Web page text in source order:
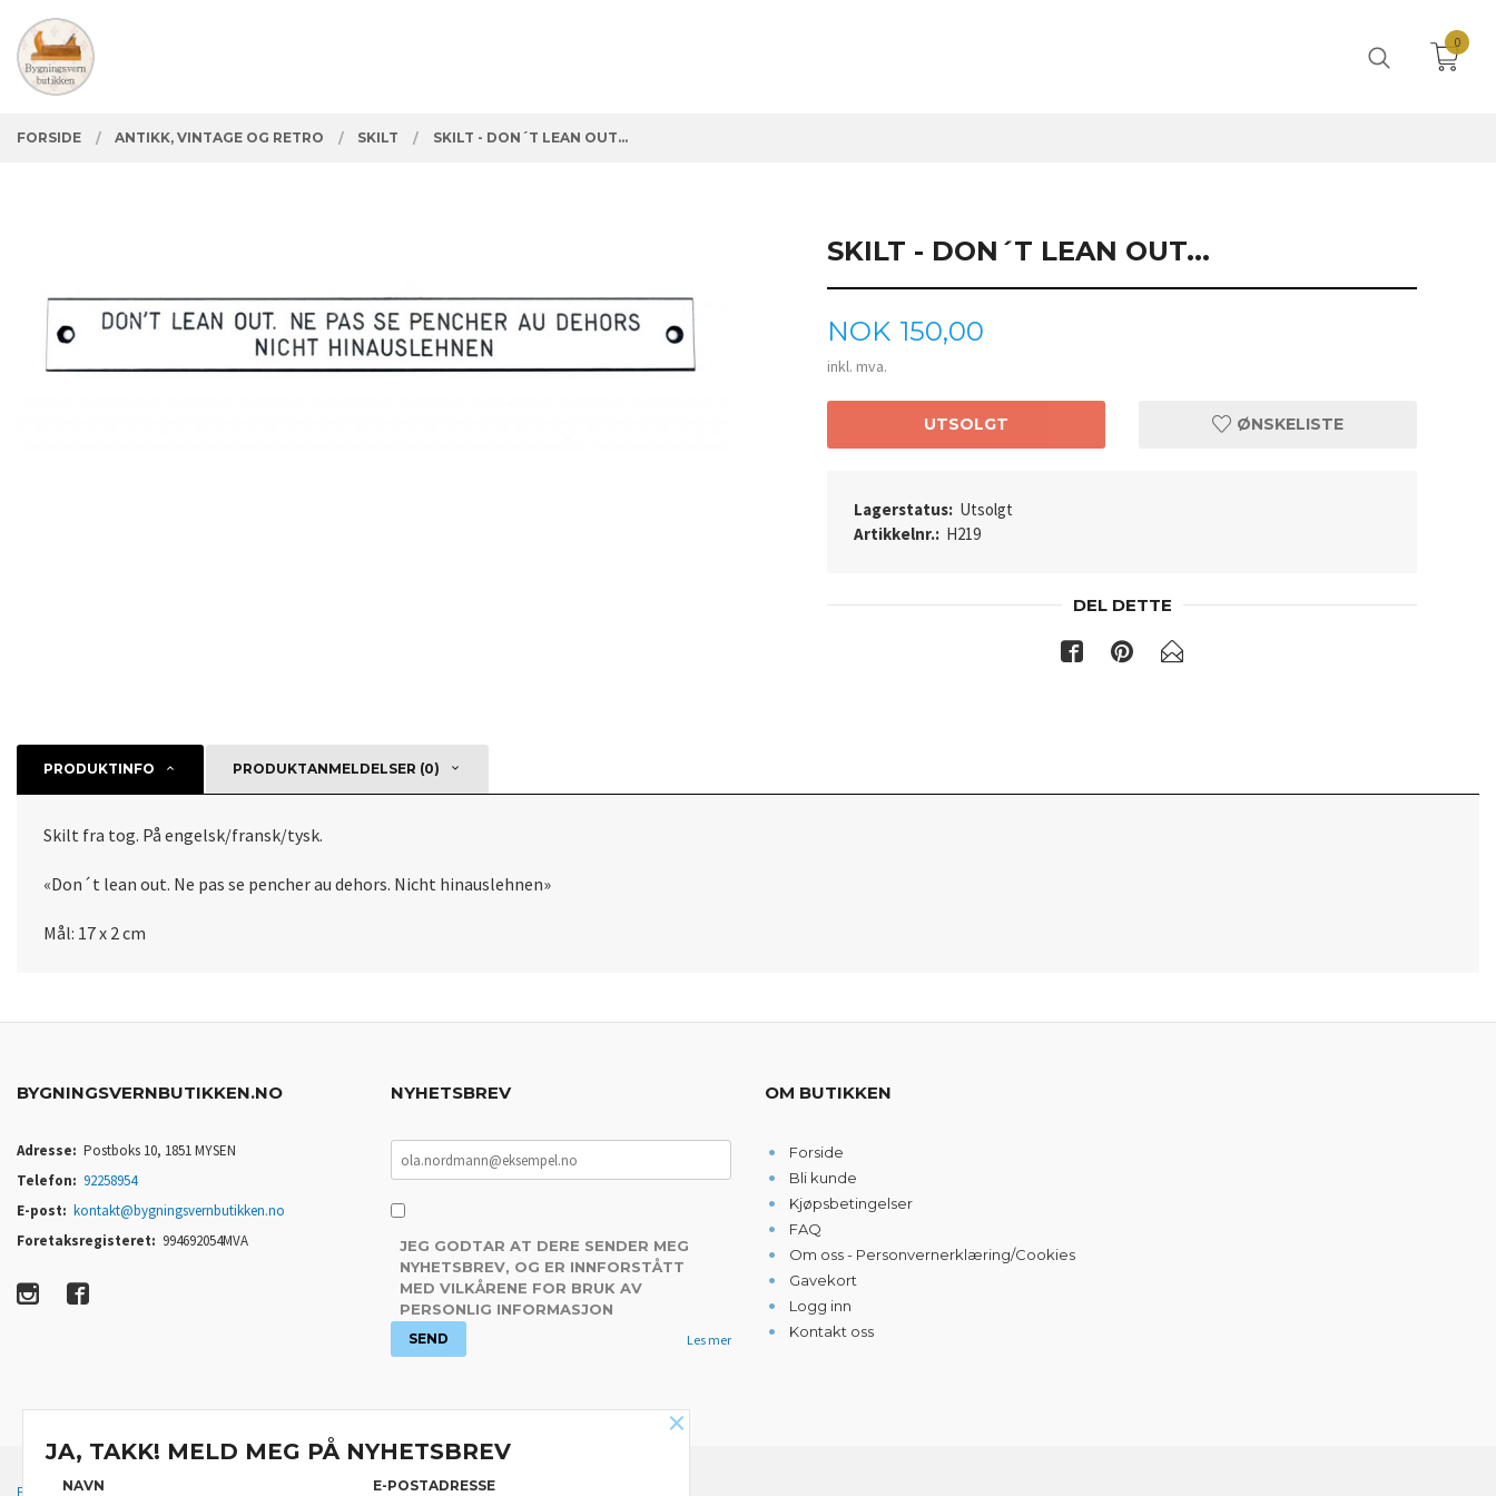
innholdet
PRODUKTER
Lukk
0
FORSIDE ANTIKK, VINTAGE OG RETRO SKILT SKILT - DON´T LEAN OUT...
SKILT - DON´T LEAN OUT...
Pris
NOK 150,00
inkl. mva.
UTSOLGT ØNSKELISTE
Lagerstatus: Utsolgt
Artikkelnr.: H219
DEL DETTE
PRODUKTINFO PRODUKTANMELDELSER (0)
Skilt fra tog. På engelsk/fransk/tysk.
«Don´t lean out. Ne pas se pencher au dehors. Nicht hinauslehnen»
Mål: 17 x 2 cm
BYGNINGSVERNBUTIKKEN.NO
Adresse: Postboks 10, 1851 MYSEN
Telefon: 92258954
E-post: kontakt@bygningsvernbutikken.no
Foretaksregisteret: 994692054MVA
NYHETSBREV
JEG GODTAR AT DERE SENDER MEG
NYHETSBREV, OG ER INNFORSTÅTT
MED VILKÅRENE FOR BRUK AV
PERSONLIG INFORMASJON
Les mer
OM BUTIKKEN
Forside
Bli kunde
Kjøpsbetingelser
FAQ
Om oss - Personvernerklæring/Cookies
Gavekort
Logg inn
Kontakt oss
FRAKT KJØPSBETINGELSER SIKKERHET OG PERSONVERN NYHETSBREV
×
JA, TAKK! MELD MEG PÅ NYHETSBREV
NAVN E-POSTADRESSE